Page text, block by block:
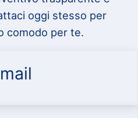
oggi stesso per
comodo per te.